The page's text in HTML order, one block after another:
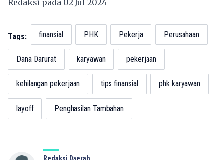
Redaksi pada 02 Jul 2024
Tags: finansial PHK Pekerja Perusahaan
Dana Darurat karyawan pekerjaan
kehilangan pekerjaan tips finansial phk karyawan
layoff Penghasilan Tambahan
Redaksi Daerah